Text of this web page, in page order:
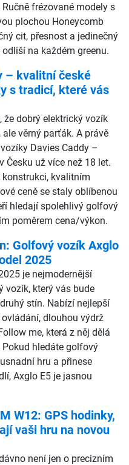
frézované modely s
plochou Honeycomb
cit, přesnost a jedinečný
na každém greenu.
– kvalitní české
s tradicí, které vás
že dobrý elektrický vozík
ale věrný parťák. A právě
Davies Caddy –
Česku už více než 18 let.
konstrukci, kvalitním
ceně se staly oblíbenou
hledají spolehlivý golfový
poměrem cena/výkon.
Golfový vozík Axglo
2025
je nejmodernější
vozík, který vás bude
stín. Nabízí nejlepší
dlouhou výdrž
me, která z něj dělá
hledáte golfový
hru a přinese
Axglo E5 je jasnou
W12: GPS hodinky,
vaši hru na novou
není jen o precizním